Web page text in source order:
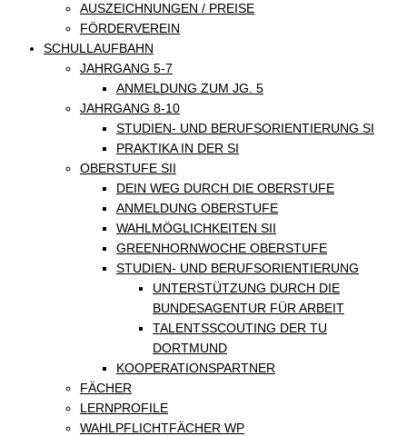
AUSZEICHNUNGEN / PREISE
FÖRDERVEREIN
SCHULLAUFBAHN
JAHRGANG 5-7
ANMELDUNG ZUM JG. 5
JAHRGANG 8-10
STUDIEN- UND BERUFSORIENTIERUNG SI
PRAKTIKA IN DER SI
OBERSTUFE SII
DEIN WEG DURCH DIE OBERSTUFE
ANMELDUNG OBERSTUFE
WAHLMÖGLICHKEITEN SII
GREENHORNWOCHE OBERSTUFE
STUDIEN- UND BERUFSORIENTIERUNG
UNTERSTÜTZUNG DURCH DIE
BUNDESAGENTUR FÜR ARBEIT
TALENTSSCOUTING DER TU
DORTMUND
KOOPERATIONSPARTNER
FÄCHER
LERNPROFILE
WAHLPFLICHTFÄCHER WP